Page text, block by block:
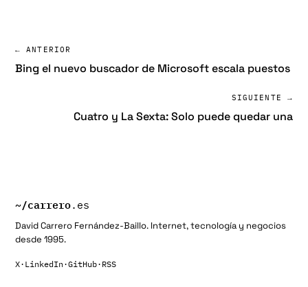
← ANTERIOR
Bing el nuevo buscador de Microsoft escala puestos
SIGUIENTE →
Cuatro y La Sexta: Solo puede quedar una
~/carrero.es
David Carrero Fernández-Baillo. Internet, tecnología y negocios
desde 1995.
X· LinkedIn·GitHub· RSS